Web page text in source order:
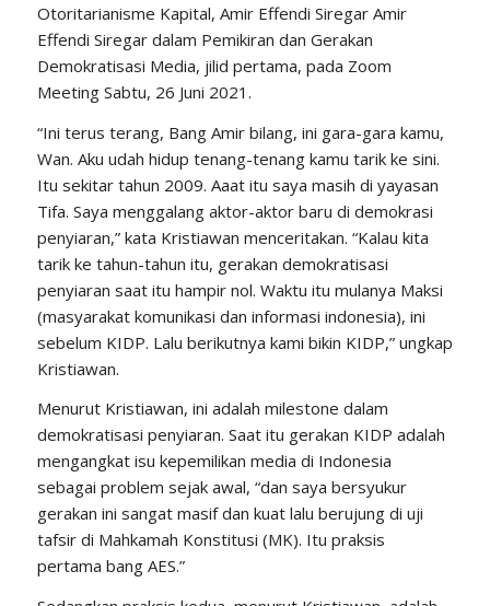
Otoritarianisme Kapital, Amir Effendi Siregar Amir
Effendi Siregar dalam Pemikiran dan Gerakan
Demokratisasi Media, jilid pertama, pada Zoom
Meeting Sabtu, 26 Juni 2021.
“Ini terus terang, Bang Amir bilang, ini gara-gara kamu,
Wan. Aku udah hidup tenang-tenang kamu tarik ke sini.
Itu sekitar tahun 2009. Aaat itu saya masih di yayasan
Tifa. Saya menggalang aktor-aktor baru di demokrasi
penyiaran,” kata Kristiawan menceritakan. “Kalau kita
tarik ke tahun-tahun itu, gerakan demokratisasi
penyiaran saat itu hampir nol. Waktu itu mulanya Maksi
(masyarakat komunikasi dan informasi indonesia), ini
sebelum KIDP. Lalu berikutnya kami bikin KIDP,” ungkap
Kristiawan.
Menurut Kristiawan, ini adalah milestone dalam
demokratisasi penyiaran. Saat itu gerakan KIDP adalah
mengangkat isu kepemilikan media di Indonesia
sebagai problem sejak awal, “dan saya bersyukur
gerakan ini sangat masif dan kuat lalu berujung di uji
tafsir di Mahkamah Konstitusi (MK). Itu praksis
pertama bang AES.”